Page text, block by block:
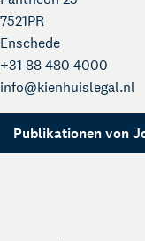
Über Kienhuis Legal
Ihr Legal
7521PR
Enschede
+31 88 480 4000
info@kienhuislegal.nl
Publikationen von